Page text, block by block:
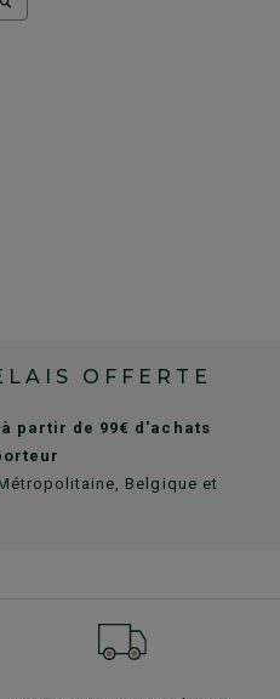
OFFERTE
partir de 99€ d'achats
Belgique et